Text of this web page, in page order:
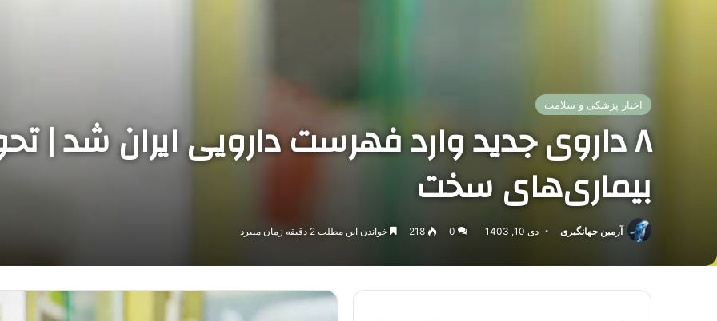
اخبار پزشکی و سلامت
۸ داروی جدید وارد فهرست دارویی ایران شد |
بیماری‌های سخت
آرمین جهانگیری دی 10, 1403 0
218 خواندن این مطلب 2 دقیقه زمان میبرد